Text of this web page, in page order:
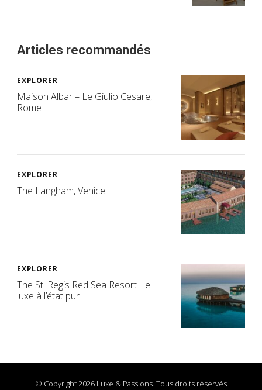
Articles recommandés
EXPLORER
Maison Albar – Le Giulio Cesare,
Rome
EXPLORER
The Langham, Venice
EXPLORER
The St. Regis Red Sea Resort : le
luxe à l’état pur
© Copyright 2026 Luxe & Passions. Tous droits réservés